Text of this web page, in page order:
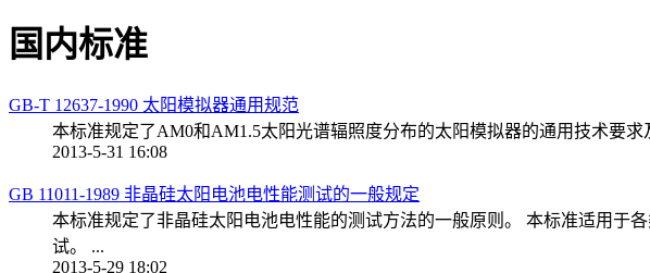
国内标准
GB-T 12637-1990 太阳模拟器通用规范
本标准规定了AM0和AM1.5太阳光谱辐照度分布的太阳模拟器的通用技术要
2013-5-31 16:08
GB 11011-1989 非晶硅太阳电池电性能测试的一般规定
本标准规定了非晶硅太阳电池电性能的测试方法的一般原则。 本标准适用于
试。 ...
2013-5-29 18:02